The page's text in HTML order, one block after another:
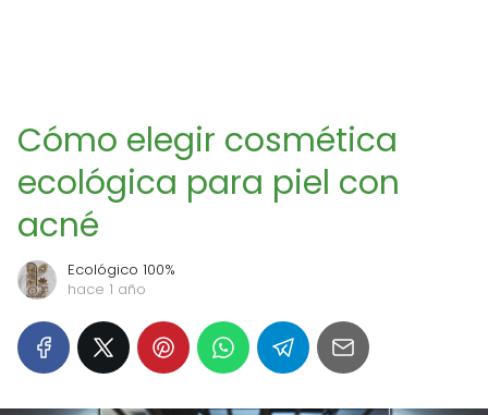
Cómo elegir cosmética
ecológica para piel con
acné
Ecológico 100%
hace 1 año